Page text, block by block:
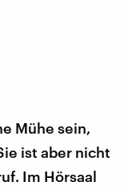
Mühe sein,
ist aber nicht
Im Hörsaal